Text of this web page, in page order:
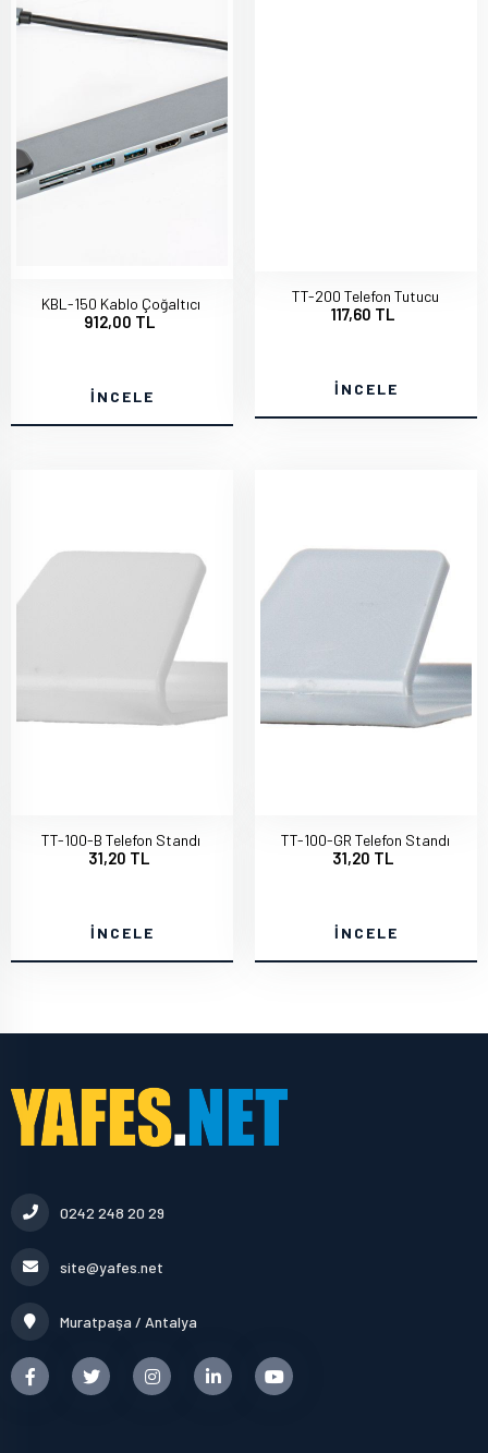
KBL-150 Kablo Çoğaltıcı
912,00 TL
İNCELE
TT-200 Telefon Tutucu
117,60 TL
İNCELE
TT-100-B Telefon Standı
31,20 TL
İNCELE
TT-100-GR Telefon Standı
31,20 TL
İNCELE
0242 248 20 29
site@yafes.net
Muratpaşa / Antalya